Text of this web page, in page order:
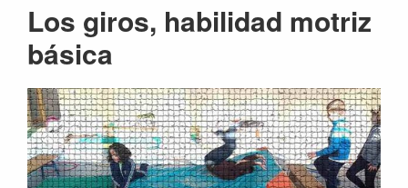
Los giros, habilidad motriz
básica